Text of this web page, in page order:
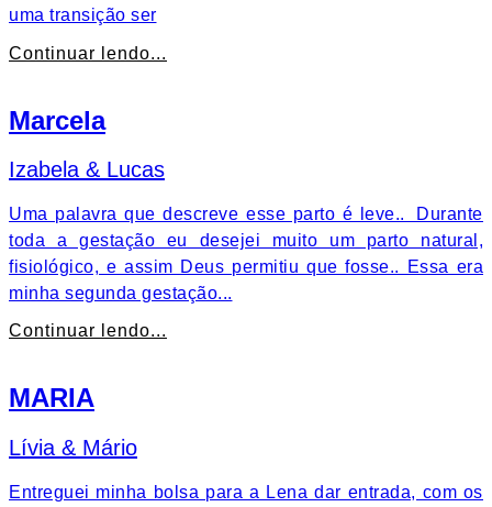
uma transição ser
Continuar lendo...
Marcela
Izabela & Lucas
Uma palavra que descreve esse parto é leve.. Durante
toda a gestação eu desejei muito um parto natural,
fisiológico, e assim Deus permitiu que fosse.. Essa era
minha segunda gestação...
Continuar lendo...
MARIA
Lívia & Mário
Entreguei minha bolsa para a Lena dar entrada, com os